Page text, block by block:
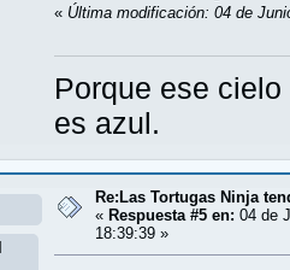
« Última modificación: 04 de
Porque ese
es azul.
Re:Las Tortugas Ninja
« Respuesta #5 en: 04 de
18:39:39 »